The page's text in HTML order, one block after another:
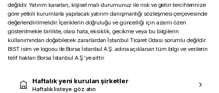
değildir. Yatırım kararları, kişisel mali durumunuz ile risk ve getiri tercihlerinize
göre yetkili kurumlarla yapılacak yatırım danışmanlığı sözleşmesi çerçevesinde
değerlendirilmelidir. İçeriklerin doğruluğu ve güncelliği için azami özen
gösterilmekle birlikte, olası hata, eksiklik, gecikme veya bu bilgilerin
kullanımından doğabilecek zararlardan İstanbul Ticaret Odası sorumlu değildir.
BIST isim ve logosu ile Borsa İstanbul A.Ş. adına açıklanan tüm bilgi ve verilerin
telif hakları Borsa İstanbul A.Ş.’ye aittir.
Haftalık yeni kurulan şirketler
Haftalık listeye göz atın